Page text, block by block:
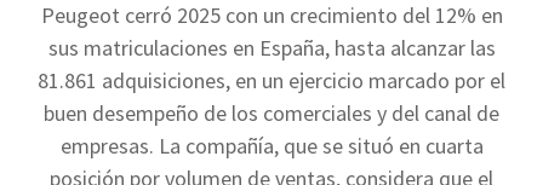
Peugeot cerró 2025 con un crecimiento del 12% en
sus matriculaciones en España, hasta alcanzar las
81.861 adquisiciones, en un ejercicio marcado por el
buen desempeño de los comerciales y del canal de
empresas. La compañía, que se situó en cuarta
posición por volumen de ventas, considera que el